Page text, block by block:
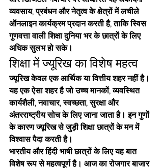
व्यवसाय, प्रबंधन और नेतृत्व के क्षेत्रों में लचीले
ऑनलाइन कार्यक्रम प्रदान करती है, ताकि स्विस
गुणवत्ता वाली शिक्षा दुनिया भर के छात्रों के लिए
अधिक सुलभ हो सके।
शिक्षा में ज्यूरिख का विशेष महत्व
ज्यूरिख केवल एक आर्थिक या वित्तीय शहर नहीं है।
यह एक ऐसा शहर है जो उच्च मानकों, व्यवस्थित
कार्यशैली, नवाचार, स्वच्छता, सुरक्षा और
अंतरराष्ट्रीय सोच के लिए जाना जाता है। इन गुणों
के कारण ज्यूरिख से जुड़ी शिक्षा छात्रों के मन में
विश्वास पैदा करती है।
भारतीय और हिंदी भाषी छात्रों के लिए यह बात
विशेष रूप से महत्वपूर्ण है। आज का रोजगार बाजार